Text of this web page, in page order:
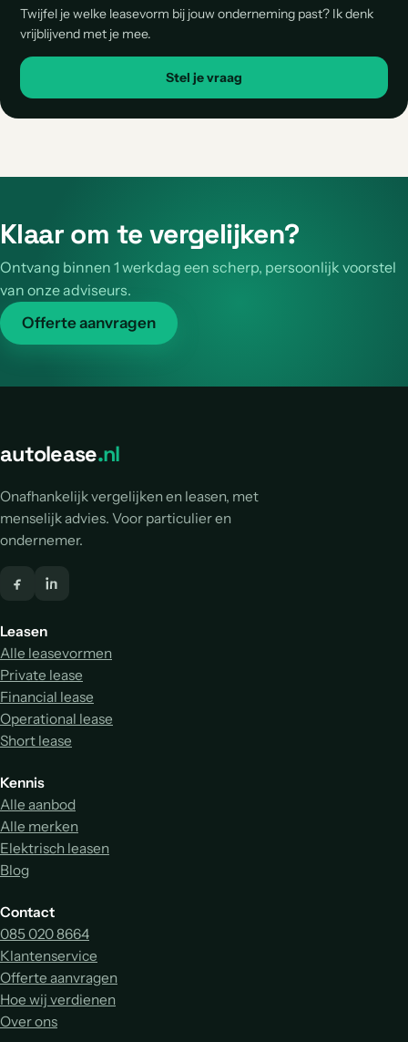
Twijfel je welke leasevorm bij jouw onderneming past? Ik denk
vrijblijvend met je mee.
Stel je vraag
Klaar om te vergelijken?
Ontvang binnen 1 werkdag een scherp, persoonlijk voorstel
van onze adviseurs.
Offerte aanvragen
autolease.nl
Onafhankelijk vergelijken en leasen, met
menselijk advies. Voor particulier en
ondernemer.
Leasen
Alle leasevormen
Private lease
Financial lease
Operational lease
Short lease
Kennis
Alle aanbod
Alle merken
Elektrisch leasen
Blog
Contact
085 020 8664
Klantenservice
Offerte aanvragen
Hoe wij verdienen
Over ons